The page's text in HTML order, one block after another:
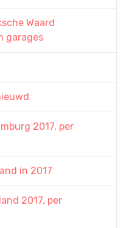
Waard
garages
2017, per
in 2017
2017, per